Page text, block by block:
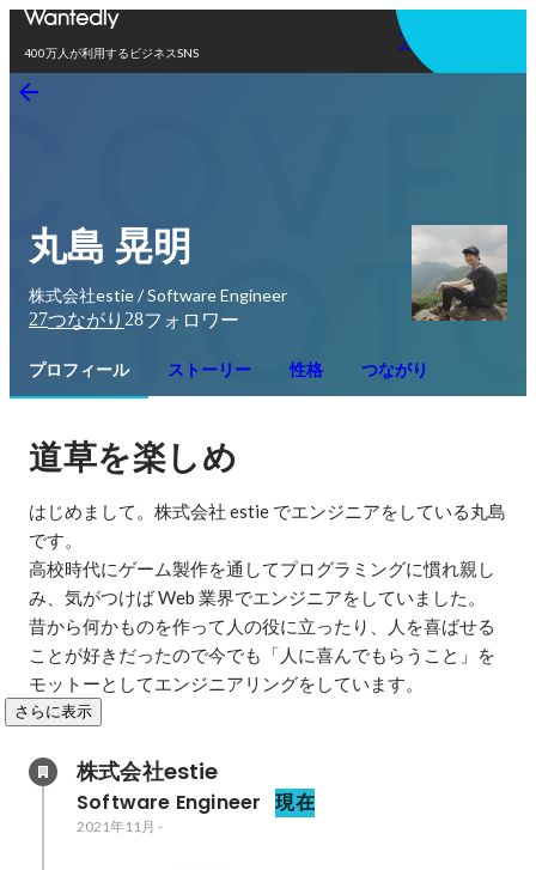
400万人が利用するビジネスSNS
アプリを使う
丸島 晃明
株式会社estie / Software Engineer
27つながり 28フォロワー
プロフィール ストーリー 性格 つながり
道草を楽しめ
はじめまして。株式会社 estie でエンジニアをしている丸島
です。
高校時代にゲーム製作を通してプログラミングに慣れ親し
み、気がつけば Web 業界でエンジニアをしていました。
昔から何かものを作って人の役に立ったり、人を喜ばせる
ことが好きだったので今でも「人に喜んでもらうこと」を
モットーとしてエンジニアリングをしています。
さらに表示
株式会社estie
Software Engineer 現在
2021年11月 -